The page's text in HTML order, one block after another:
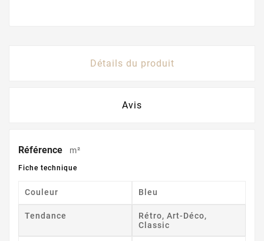
Détails du produit
Avis
Référence m²
Fiche technique
Couleur Bleu
Tendance
Rétro, Art-Déco,
Classic